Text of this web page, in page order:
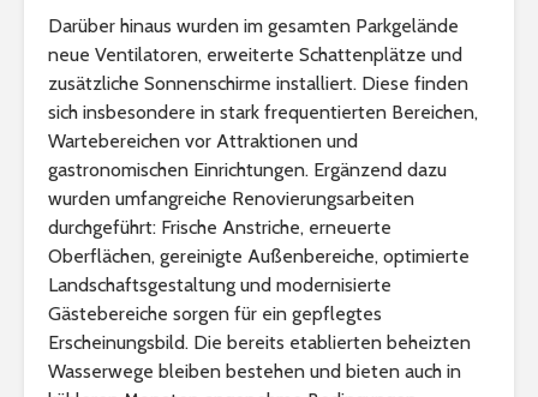
Darüber hinaus wurden im gesamten Parkgelände
neue Ventilatoren, erweiterte Schattenplätze und
zusätzliche Sonnenschirme installiert. Diese finden
sich insbesondere in stark frequentierten Bereichen,
Wartebereichen vor Attraktionen und
gastronomischen Einrichtungen. Ergänzend dazu
wurden umfangreiche Renovierungsarbeiten
durchgeführt: Frische Anstriche, erneuerte
Oberflächen, gereinigte Außenbereiche, optimierte
Landschaftsgestaltung und modernisierte
Gästebereiche sorgen für ein gepflegtes
Erscheinungsbild. Die bereits etablierten beheizten
Wasserwege bleiben bestehen und bieten auch in